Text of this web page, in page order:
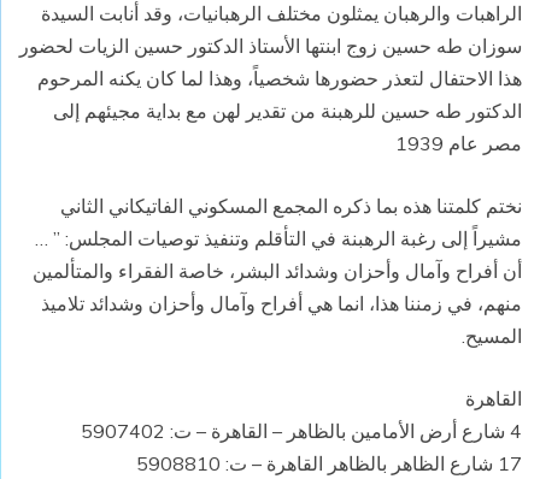
الراهبات والرهبان يمثلون مختلف الرهبانيات، وقد أنابت السيدة
سوزان طه حسين زوج ابنتها الأستاذ الدكتور حسين الزيات لحضور
هذا الاحتفال لتعذر حضورها شخصياً، وهذا لما كان يكنه المرحوم
الدكتور طه حسين للرهبنة من تقدير لهن مع بداية مجيئهم إلى
مصر عام 1939
نختم كلمتنا هذه بما ذكره المجمع المسكوني الفاتيكاني الثاني
مشيراً إلى رغبة الرهبنة في التأقلم وتنفيذ توصيات المجلس: ” …
أن أفراح وآمال وأحزان وشدائد البشر، خاصة الفقراء والمتألمين
منهم، في زمننا هذا، انما هي أفراح وآمال وأحزان وشدائد تلاميذ
المسيح.
القاهرة
4 شارع أرض الأمامين بالظاهر – القاهرة – ت: 5907402
17 شارع الظاهر بالظاهر القاهرة – ت: 5908810